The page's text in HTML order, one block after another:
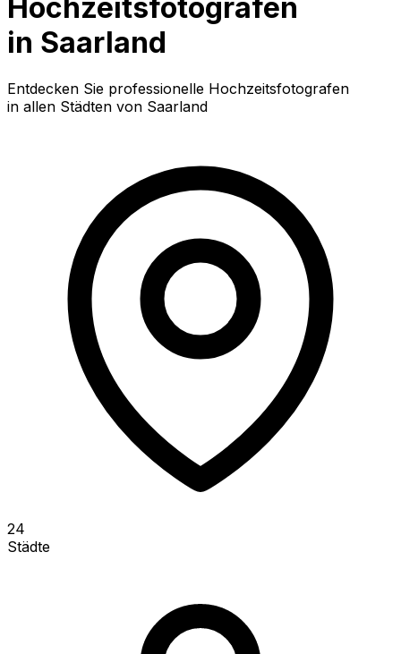
Hochzeitsfotografen
in Saarland
Entdecken Sie professionelle Hochzeitsfotografen
in allen Städten von Saarland
24
Städte